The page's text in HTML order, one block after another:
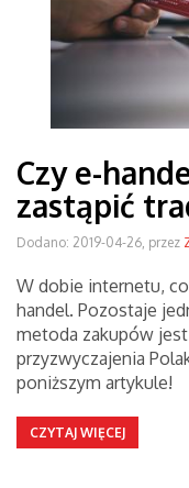
Czy e-
zastąpić
Dodano: 2019-04-26, przez
W dobie internetu,
handel. Pozostaje
metoda zakupów
przyzwyczajenia
poniższym artykule!
CZYTAJ WIĘCEJ